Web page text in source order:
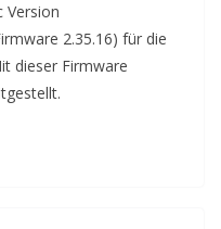
Version
2.35.16) für die
dieser Firmware